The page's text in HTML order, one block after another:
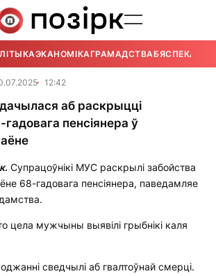
ЭКАНОМІКАГРАМАДСТВАБЯСПЕКА
12:42
аб раскрыцці
пенсіянера ў
. Супрацоўнікі МУС раскрылі забойства
68-гадовага пенсіянера, паведамляе
цела мужчыны выявілі грыбнікі каля
сведчылі аб гвалтоўнай смерці.